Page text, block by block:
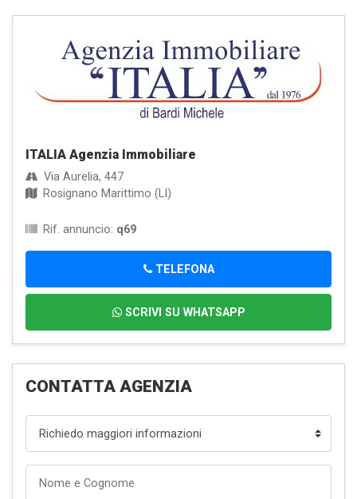
ITALIA Agenzia Immobiliare
Via Aurelia, 447
Rosignano Marittimo (LI)
Rif. annuncio: q69
TELEFONA
SCRIVI SU WHATSAPP
CONTATTA AGENZIA